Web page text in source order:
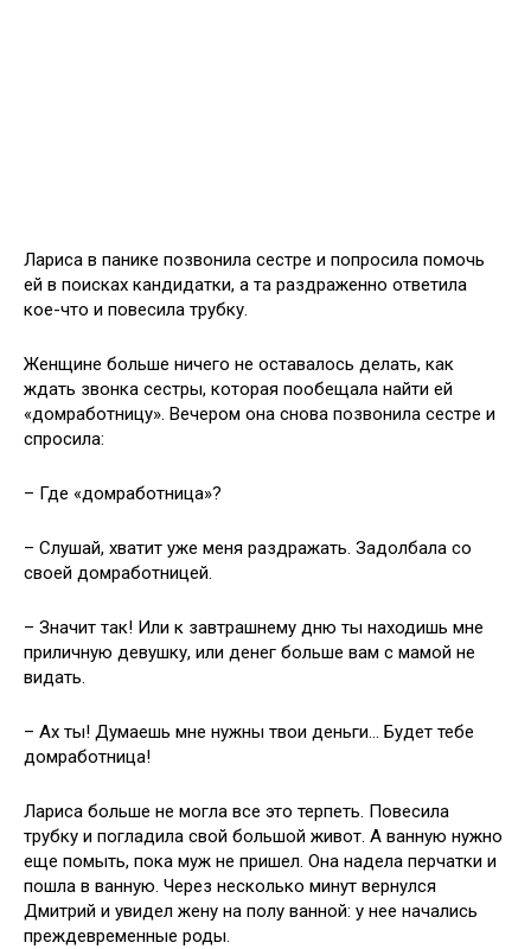
Лариса в панике позвонила сестре и попросила помочь
ей в поисках кандидатки, а та раздраженно ответила
кое-что и повесила трубку.
Женщине больше ничего не оставалось делать, как
ждать звонка сестры, которая пообещала найти ей
«домработницу». Вечером она снова позвонила сестре и
спросила:
– Где «домработница»?
– Слушай, хватит уже меня раздражать. Задолбала со
своей домработницей.
– Значит так! Или к завтрашнему дню ты находишь мне
приличную девушку, или денег больше вам с мамой не
видать.
– Ах ты! Думаешь мне нужны твои деньги… Будет тебе
домработница!
Лариса больше не могла все это терпеть. Повесила
трубку и погладила свой большой живот. А ванную нужно
еще помыть, пока муж не пришел. Она надела перчатки и
пошла в ванную. Через несколько минут вернулся
Дмитрий и увидел жену на полу ванной: у нее начались
преждевременные роды.